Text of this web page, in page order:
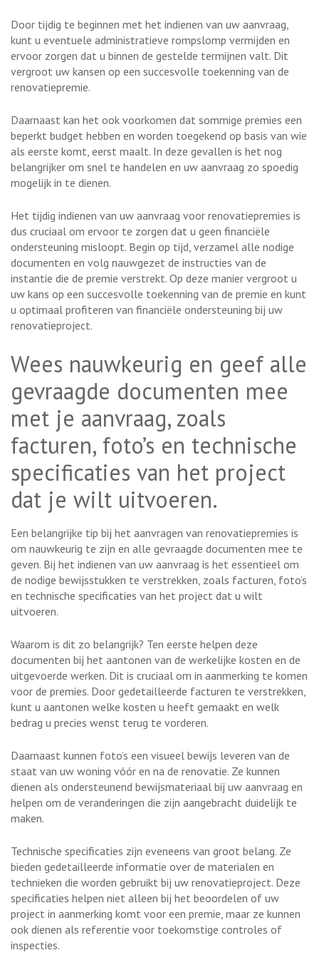
Door tijdig te beginnen met het indienen van uw aanvraag,
kunt u eventuele administratieve rompslomp vermijden en
ervoor zorgen dat u binnen de gestelde termijnen valt. Dit
vergroot uw kansen op een succesvolle toekenning van de
renovatiepremie.
Daarnaast kan het ook voorkomen dat sommige premies een
beperkt budget hebben en worden toegekend op basis van wie
als eerste komt, eerst maalt. In deze gevallen is het nog
belangrijker om snel te handelen en uw aanvraag zo spoedig
mogelijk in te dienen.
Het tijdig indienen van uw aanvraag voor renovatiepremies is
dus cruciaal om ervoor te zorgen dat u geen financiële
ondersteuning misloopt. Begin op tijd, verzamel alle nodige
documenten en volg nauwgezet de instructies van de
instantie die de premie verstrekt. Op deze manier vergroot u
uw kans op een succesvolle toekenning van de premie en kunt
u optimaal profiteren van financiële ondersteuning bij uw
renovatieproject.
Wees nauwkeurig en geef alle
gevraagde documenten mee
met je aanvraag, zoals
facturen, foto’s en technische
specificaties van het project
dat je wilt uitvoeren.
Een belangrijke tip bij het aanvragen van renovatiepremies is
om nauwkeurig te zijn en alle gevraagde documenten mee te
geven. Bij het indienen van uw aanvraag is het essentieel om
de nodige bewijsstukken te verstrekken, zoals facturen, foto’s
en technische specificaties van het project dat u wilt
uitvoeren.
Waarom is dit zo belangrijk? Ten eerste helpen deze
documenten bij het aantonen van de werkelijke kosten en de
uitgevoerde werken. Dit is cruciaal om in aanmerking te komen
voor de premies. Door gedetailleerde facturen te verstrekken,
kunt u aantonen welke kosten u heeft gemaakt en welk
bedrag u precies wenst terug te vorderen.
Daarnaast kunnen foto’s een visueel bewijs leveren van de
staat van uw woning vóór en na de renovatie. Ze kunnen
dienen als ondersteunend bewijsmateriaal bij uw aanvraag en
helpen om de veranderingen die zijn aangebracht duidelijk te
maken.
Technische specificaties zijn eveneens van groot belang. Ze
bieden gedetailleerde informatie over de materialen en
technieken die worden gebruikt bij uw renovatieproject. Deze
specificaties helpen niet alleen bij het beoordelen of uw
project in aanmerking komt voor een premie, maar ze kunnen
ook dienen als referentie voor toekomstige controles of
inspecties.